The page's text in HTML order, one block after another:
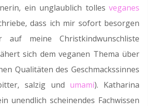
ein unglaublich tolles veganes
dass ich mir sofort besorgen
meine Christkindwunschliste
sich dem veganen Thema über
Qualitäten des Geschmackssinnes
salzig und umami). Katharina
unendlich scheinendes Fachwissen